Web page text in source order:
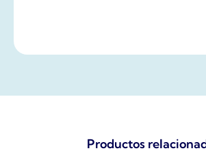
Productos